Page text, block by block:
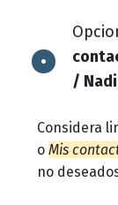
/
Considera
o Mis
no